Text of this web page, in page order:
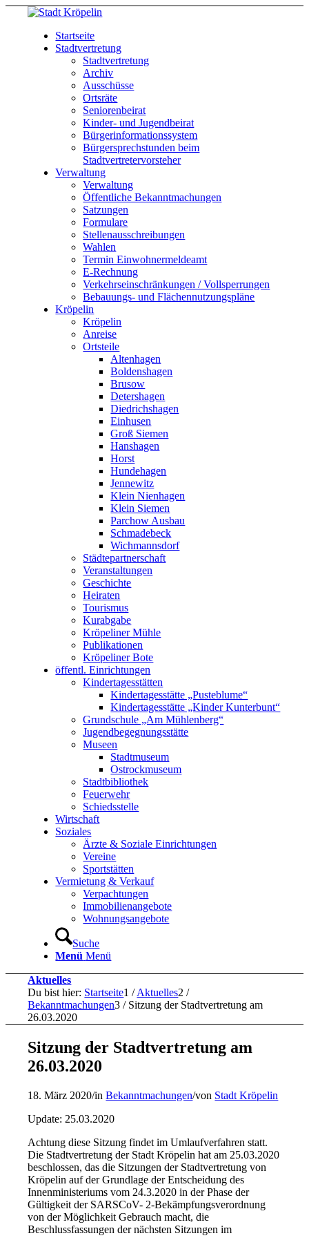
Startseite
Stadtvertretung
Stadtvertretung
Archiv
Ausschüsse
Ortsräte
Seniorenbeirat
Kinder- und Jugendbeirat
Bürgerinformationssystem
Bürgersprechstunden beim
Stadtvertretervorsteher
Verwaltung
Verwaltung
Öffentliche Bekanntmachungen
Satzungen
Formulare
Stellenausschreibungen
Wahlen
Termin Einwohnermeldeamt
E-Rechnung
Verkehrseinschränkungen / Vollsperrungen
Bebauungs- und Flächennutzungspläne
Kröpelin
Kröpelin
Anreise
Ortsteile
Altenhagen
Boldenshagen
Brusow
Detershagen
Diedrichshagen
Einhusen
Groß Siemen
Hanshagen
Horst
Hundehagen
Jennewitz
Klein Nienhagen
Klein Siemen
Parchow Ausbau
Schmadebeck
Wichmannsdorf
Städtepartnerschaft
Veranstaltungen
Geschichte
Heiraten
Tourismus
Kurabgabe
Kröpeliner Mühle
Publikationen
Kröpeliner Bote
öffentl. Einrichtungen
Kindertagesstätten
Kindertagesstätte „Pusteblume“
Kindertagesstätte „Kinder Kunterbunt“
Grundschule „Am Mühlenberg“
Jugendbegegnungsstätte
Museen
Stadtmuseum
Ostrockmuseum
Stadtbibliothek
Feuerwehr
Schiedsstelle
Wirtschaft
Soziales
Ärzte & Soziale Einrichtungen
Vereine
Sportstätten
Vermietung & Verkauf
Verpachtungen
Immobilienangebote
Wohnungsangebote
Suche
Menü Menü
Aktuelles
Du bist hier: Startseite1 / Aktuelles2 /
Bekanntmachungen3 / Sitzung der Stadtvertretung am
26.03.2020
Sitzung der Stadtvertretung am
26.03.2020
18. März 2020/inBekanntmachungen/von Stadt Kröpelin
Update: 25.03.2020
Achtung diese Sitzung findet im Umlaufverfahren statt.
Die Stadtvertretung der Stadt Kröpelin hat am 25.03.2020
beschlossen, das die Sitzungen der Stadtvertretung von
Kröpelin auf der Grundlage der Entscheidung des
Innenministeriums vom 24.3.2020 in der Phase der
Gültigkeit der SARSCoV- 2-Bekämpfungsverordnung
von der Möglichkeit Gebrauch macht, die
Beschlussfassungen der nächsten Sitzungen im